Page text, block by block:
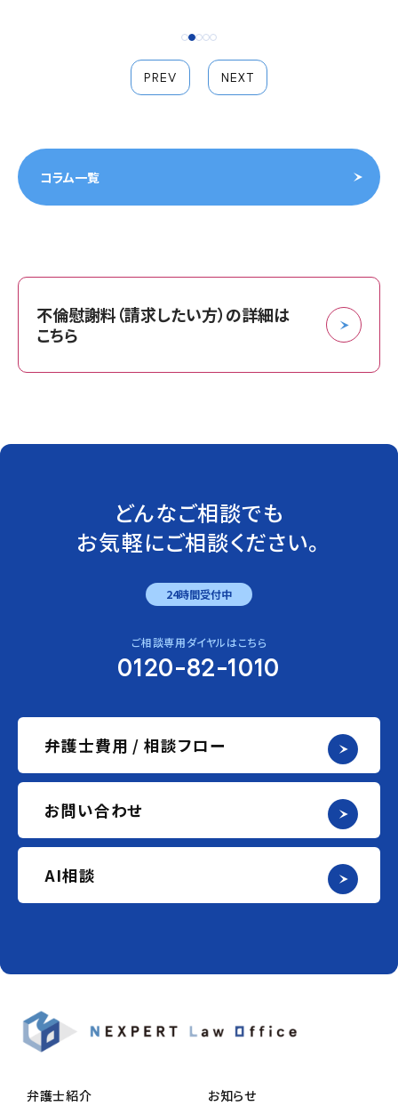
PREV NEXT
コラム一覧
不倫慰謝料（請求したい方）の詳細は
こちら
どんなご相談でも
お気軽にご相談ください。
24時間受付中
ご相談専用ダイヤルはこちら
0120-82-1010
弁護士費用 / 相談フロー
お問い合わせ
AI相談
弁護士紹介 お知らせ